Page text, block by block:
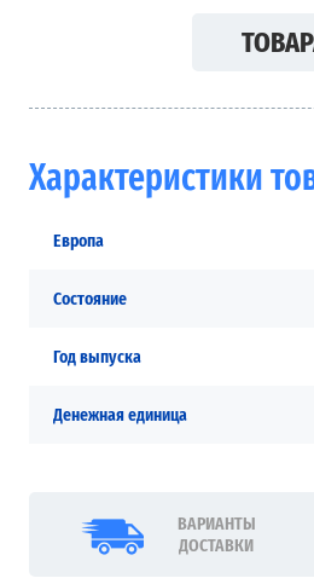
Характеристики
Европа
Состояние
Год выпуска
Денежная единица
ВАРИАНТЫ
ДОСТАВКИ